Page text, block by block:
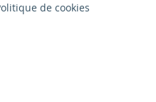
de cookies